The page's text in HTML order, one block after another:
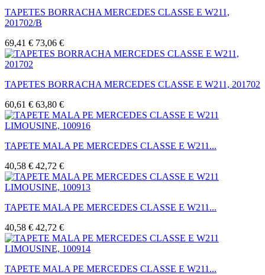
TAPETES BORRACHA MERCEDES CLASSE E W211,
201702/B
69,41 € 73,06 €
TAPETES BORRACHA MERCEDES CLASSE E W211, 201702
60,61 € 63,80 €
TAPETE MALA PE MERCEDES CLASSE E W211...
40,58 € 42,72 €
TAPETE MALA PE MERCEDES CLASSE E W211...
40,58 € 42,72 €
TAPETE MALA PE MERCEDES CLASSE E W211...